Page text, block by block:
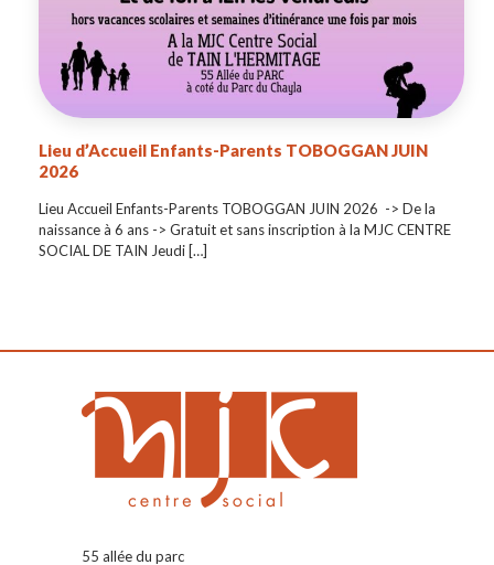
Lieu d’Accueil Enfants-Parents TOBOGGAN JUIN
2026
Lieu Accueil Enfants-Parents TOBOGGAN JUIN 2026 -> De la
naissance à 6 ans -> Gratuit et sans inscription à la MJC CENTRE
SOCIAL DE TAIN Jeudi […]
55 allée du parc